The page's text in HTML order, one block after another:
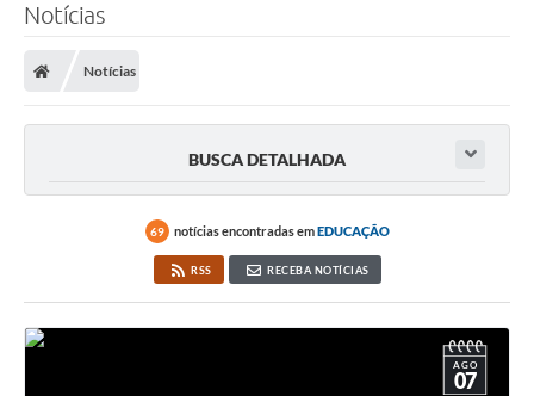
Notícias
Notícias
BUSCA DETALHADA
69 notícias encontradas emEDUCAÇÃO
RSS RECEBA NOTÍCIAS
AGO
07